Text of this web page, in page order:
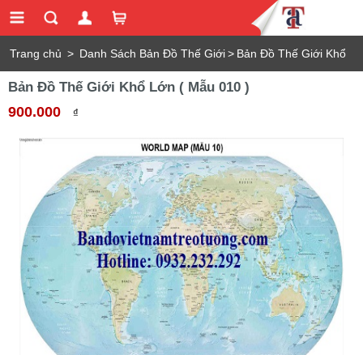
Trang chủ > Danh Sách Bản Đồ Thế Giới> Bản Đồ Thế Giới Khổ
Lớn ( Mẫu 010 )
Bản Đồ Thế Giới Khổ Lớn ( Mẫu 010 )
900.000 ₫